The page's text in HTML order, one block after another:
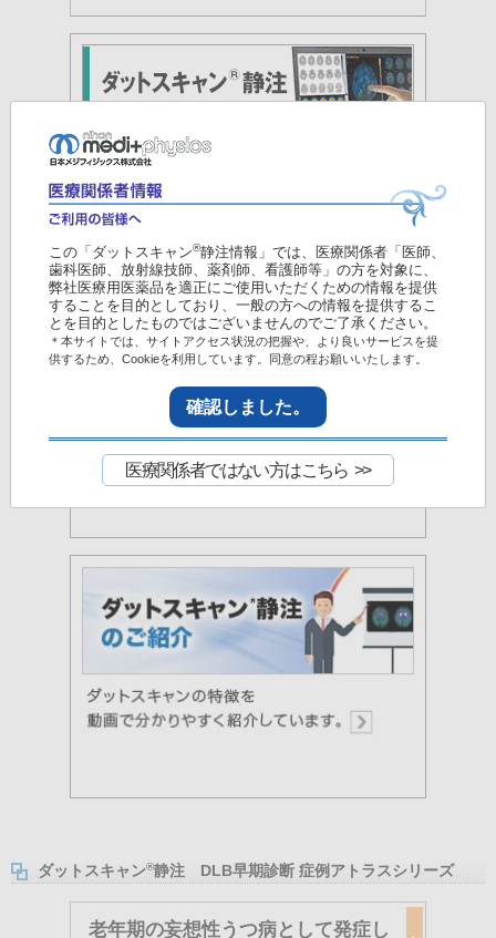
ダットスキャン®静注 DLB早期診断 症例アトラスシリーズ
老年期の妄想性うつ病として発症し
この「ダットスキャン®静注情報」では、医療関係者「医師、
歯科医師、放射線技師、薬剤師、看護師等」の方を対象に、
弊社医療用医薬品を適正にご使用いただくための情報を提供
することを目的としており、一般の方への情報を提供するこ
とを目的としたものではございませんのでご了承ください。
＊本サイトでは、サイトアクセス状況の把握や、より良いサービスを提
供するため、Cookieを利用しています。同意の程お願いいたします。
確認しました。
医療関係者ではない方はこちら